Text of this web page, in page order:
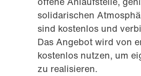
solidarischen
sind kostenlos und
Das Angebot wird von
kostenlos nutzen, um
zu realisieren.